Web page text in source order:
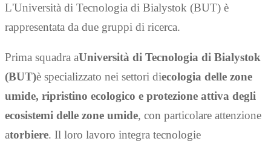
L'Università di Tecnologia di Bialystok (BUT) è
rappresentata da due gruppi di ricerca.
Prima squadra aUniversità di Tecnologia di Bialystok
(BUT)è specializzato nei settori diecologia delle zone
umide, ripristino ecologico e protezione attiva degli
ecosistemi delle zone umide, con particolare attenzione
atorbiere. Il loro lavoro integra tecnologie